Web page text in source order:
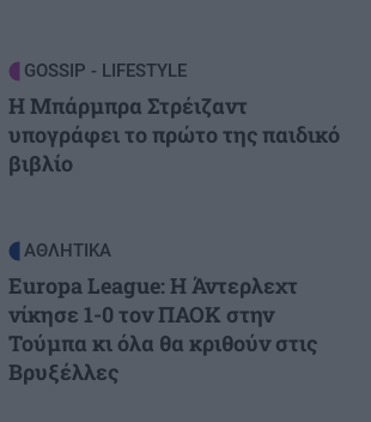
GOSSIP - LIFESTYLE
Η Μπάρμπρα Στρέιζαντ
υπογράφει το πρώτο της παιδικό
βιβλίο
ΑΘΛΗΤΙΚΑ
Europa League: Η Άντερλεχτ
νίκησε 1-0 τον ΠΑΟΚ στην
Τούμπα κι όλα θα κριθούν στις
Βρυξέλλες